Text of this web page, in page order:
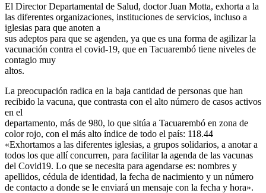
El Director Departamental de Salud, doctor Juan Motta, exhorta a la
las diferentes organizaciones, instituciones de servicios, incluso a
iglesias para que anoten a
sus adeptos para que se agenden, ya que es una forma de agilizar la
vacunación contra el covid-19, que en Tacuarembó tiene niveles de
contagio muy
altos.
La preocupación radica en la baja cantidad de personas que han
recibido la vacuna, que contrasta con el alto número de casos activos
en el
departamento, más de 980, lo que sitúa a Tacuarembó en zona de
color rojo, con el más alto índice de todo el país: 118.44
«Exhortamos a las diferentes iglesias, a grupos solidarios, a anotar a
todos los que allí concurren, para facilitar la agenda de las vacunas
del Covid19. Lo que se necesita para agendarse es: nombres y
apellidos, cédula de identidad, la fecha de nacimiento y un número
de contacto a donde se le enviará un mensaje con la fecha y hora».